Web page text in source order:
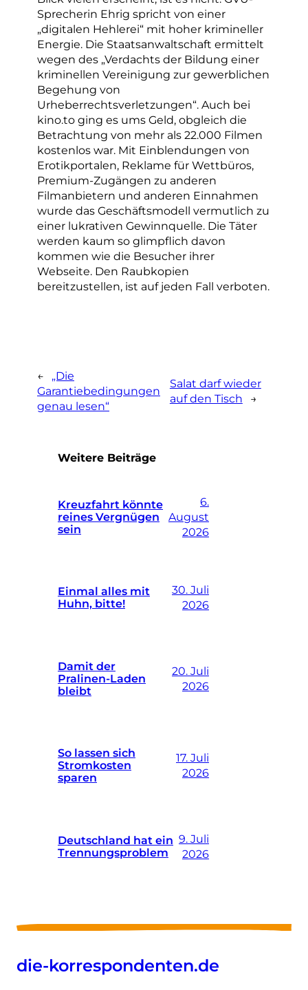
Sprecherin Ehrig spricht von einer
„digitalen Hehlerei“ mit hoher krimineller
Energie. Die Staatsanwaltschaft ermittelt
wegen des „Verdachts der Bildung einer
kriminellen Vereinigung zur gewerblichen
Begehung von
Urheberrechtsverletzungen“. Auch bei
kino.to ging es ums Geld, obgleich die
Betrachtung von mehr als 22.000 Filmen
kostenlos war. Mit Einblendungen von
Erotikportalen, Reklame für Wettbüros,
Premium-Zugängen zu anderen
Filmanbietern und anderen Einnahmen
wurde das Geschäftsmodell vermutlich zu
einer lukrativen Gewinnquelle. Die Täter
werden kaum so glimpflich davon
kommen wie die Besucher ihrer
Webseite. Den Raubkopien
bereitzustellen, ist auf jeden Fall verboten.
←
„Die
Garantiebedingungen
genau lesen“
Salat darf wieder
auf den Tisch
→
Weitere Beiträge
Kreuzfahrt könnte
reines Vergnügen
sein
6.
August
2026
Einmal alles mit
Huhn, bitte!
30. Juli
2026
Damit der
Pralinen-Laden
bleibt
20. Juli
2026
So lassen sich
Stromkosten
sparen
17. Juli
2026
Deutschland hat ein
Trennungsproblem
9. Juli
2026
die-korrespondenten.de